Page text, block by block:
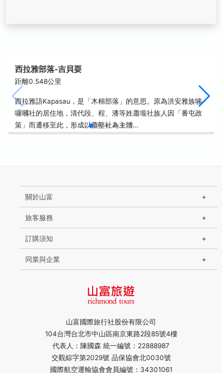
西拉雅部落-吉貝耍
距離0.548公里
西拉雅語Kapasau，是「木棉部落」的意思。原為洪安雅族哆
囉嘓社的居住地，清代段、程、潘等姓蕭壠社族人因「番屯政
策」而遷移至此，形成以蕭壟社為主體…
山富國際旅行社股份有限公司
104台灣台北市中山區南京東路2段85號4樓
代表人：陳國森 統一編號：22888987
交觀綜字第2029號 品保協會北0030號
國際航空運輸協會會員編號：34301061
關於山富
旅客服務
訂購須知
同業與企業